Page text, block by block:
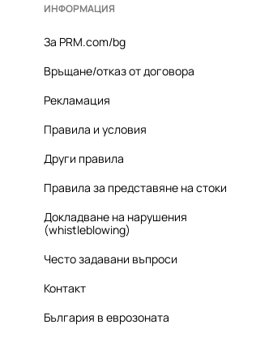
ИНФОРМАЦИЯ
За PRM.com/bg
Връщане/отказ от договора
Рекламация
Правила и условия
Други правила
Правила за представяне на стоки
Докладване на нарушения
(whistleblowing)
Често задавани въпроси
Контакт
България в еврозоната